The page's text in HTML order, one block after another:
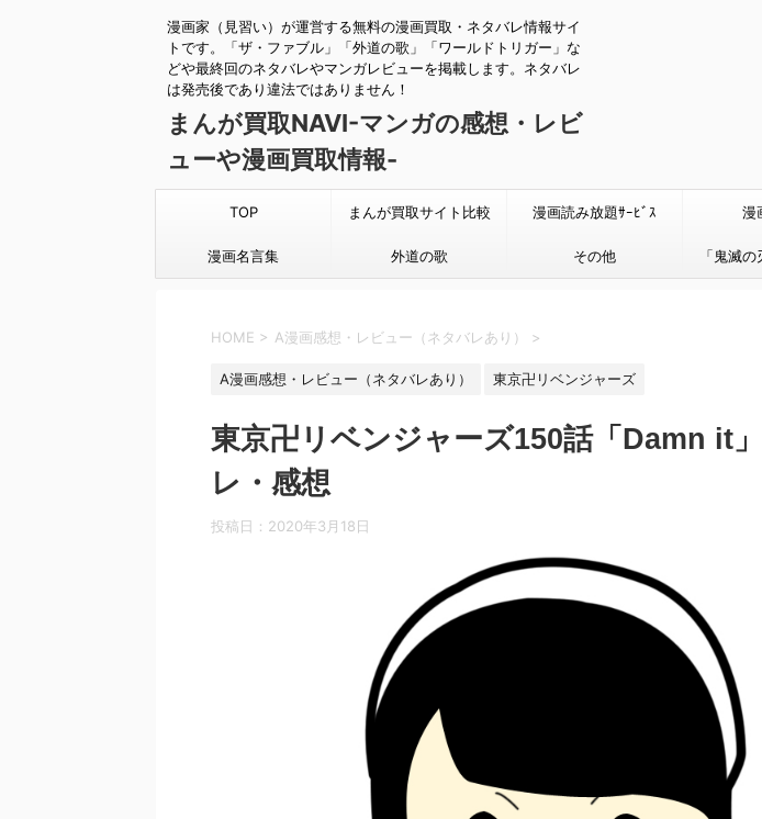
漫画家（見習い）が運営する無料の漫画買取・ネタバレ情報サイ
トです。「ザ・ファブル」「外道の歌」「ワールドトリガー」な
どや最終回のネタバレやマンガレビューを掲載します。ネタバレ
は発売後であり違法ではありません！
まんが買取NAVI-マンガの感想・レビ
ューや漫画買取情報-
TOP まんが買取サイト比較 漫画読み放題ｻｰﾋﾞｽ 漫
漫画名言集 外道の歌 その他 「鬼滅
HOME > A漫画感想・レビュー（ネタバレあり） >
A漫画感想・レビュー（ネタバレあり） 東京卍リベンジャーズ
東京卍リベンジャーズ150話「Damn it
レ・感想
投稿日： 2020年3月18日